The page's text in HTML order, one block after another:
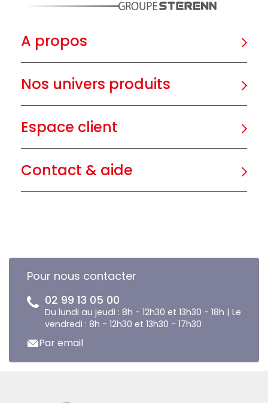
A propos
Nos univers produits
Espace client
Contact & aide
Pour nous contacter
02 99 13 05 00
Du lundi au jeudi : 8h - 12h30 et 13h30 - 18h | Le
vendredi : 8h - 12h30 et 13h30 - 17h30
Par email